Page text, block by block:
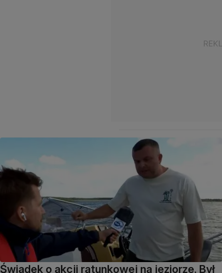
Świadek o akcji ratunkowej na jeziorze. Był